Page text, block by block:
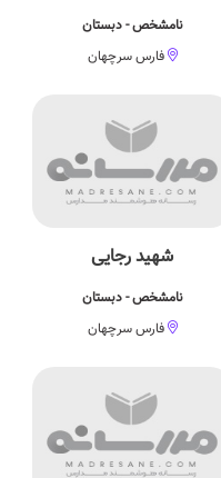
نامشخص - دبستان
فارس سرچهان
شهید رجایی
نامشخص - دبستان
فارس سرچهان